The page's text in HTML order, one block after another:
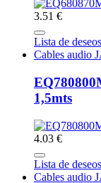
3.51 €
Lista de deseos
Cables audio
1,5mts
4.03 €
Lista de deseos
Cables audio